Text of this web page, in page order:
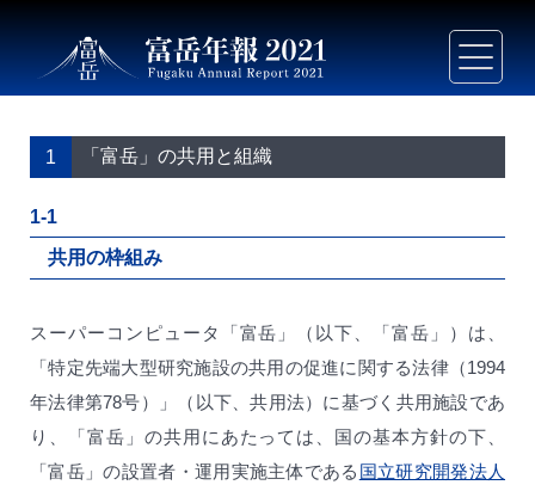
1 「富岳」の共用と組織
1-1
共用の枠組み
スーパーコンピュータ「富岳」（以下、「富岳」）は、
「特定先端大型研究施設の共用の促進に関する法律（1994
年法律第78号）」（以下、共用法）に基づく共用施設であ
り、「富岳」の共用にあたっては、国の基本方針の下、
「富岳」の設置者・運用実施主体である 国立研究開発法人